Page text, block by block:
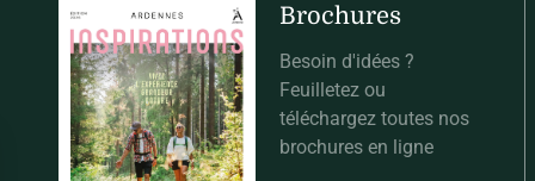
Brochures
Besoin d'idées ?
Feuilletez ou
téléchargez toutes nos
brochures en ligne